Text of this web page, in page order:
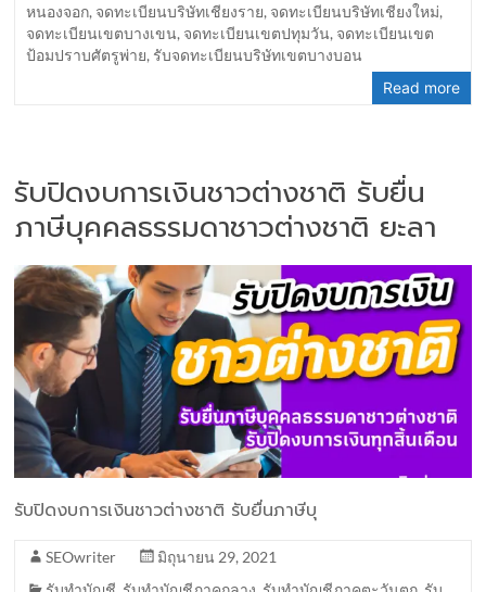
หนองจอก, จดทะเบียนบริษัทเชียงราย, จดทะเบียนบริษัทเชียงใหม่,
จดทะเบียนเขตบางเขน, จดทะเบียนเขตปทุมวัน, จดทะเบียนเขต
ป้อมปราบศัตรูพ่าย, รับจดทะเบียนบริษัทเขตบางบอน
Read more
รับปิดงบการเงินชาวต่างชาติ รับยื่น
ภาษีบุคคลธรรมดาชาวต่างชาติ ยะลา
รับปิดงบการเงินชาวต่างชาติ รับยื่นภาษีบุ
SEOwriter
มิถุนายน 29, 2021